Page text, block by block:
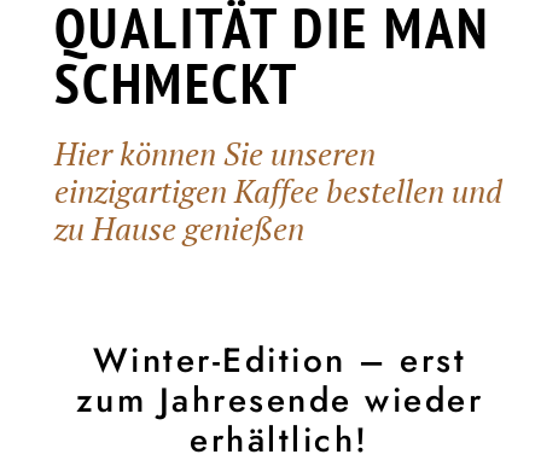
QUALITÄT DIE MAN
SCHMECKT
Hier können Sie unseren
einzigartigen Kaffee bestellen und
zu Hause genießen
Winter-Edition – erst
zum Jahresende wieder
erhältlich!